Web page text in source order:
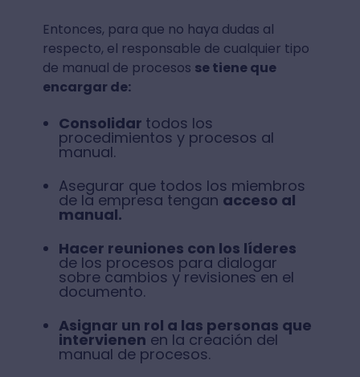
Entonces, para que no haya dudas al
respecto, el responsable de cualquier tipo
de manual de procesos se tiene que
encargar de:
Consolidar todos los
procedimientos y procesos al
manual.
Asegurar que todos los miembros
de la empresa tengan acceso al
manual.
Hacer reuniones con los líderes
de los procesos para dialogar
sobre cambios y revisiones en el
documento.
Asignar un rol a las personas que
intervienen en la creación del
manual de procesos.